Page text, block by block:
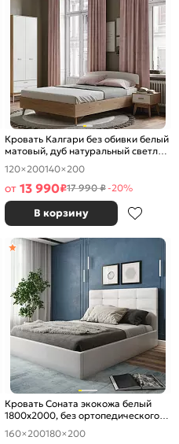
Кровать Калгари без обивки белый
матовый, дуб натуральный светлый
1400x2000, изголовье жесткое
120×200140×200
от 13 990₽17 990 ₽-20%
В корзину
Кровать Соната экокожа белый
1800x2000, без ортопедического
основания, изголовье мягкое
160×200180×200